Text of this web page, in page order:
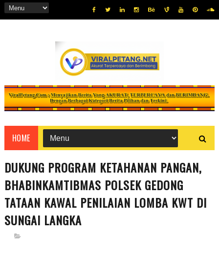
HOME
DUKUNG PROGRAM KETAHANAN PANGAN,
BHABINKAMTIBMAS POLSEK GEDONG
TATAAN KAWAL PENILAIAN LOMBA KWT DI
SUNGAI LANGKA